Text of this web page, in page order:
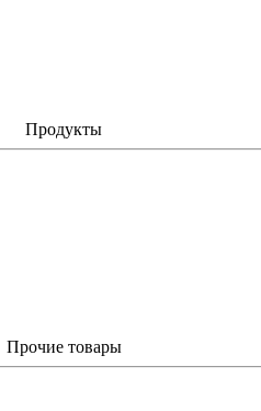
Продукты
Прочие товары